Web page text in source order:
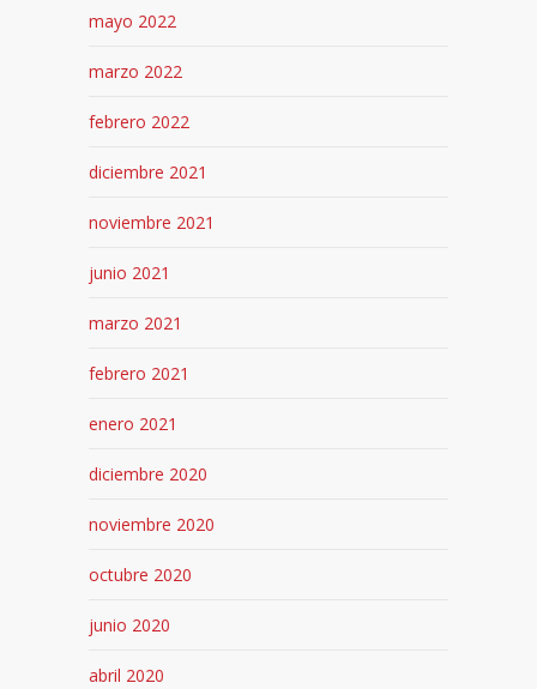
mayo 2022
marzo 2022
febrero 2022
diciembre 2021
noviembre 2021
junio 2021
marzo 2021
febrero 2021
enero 2021
diciembre 2020
noviembre 2020
octubre 2020
junio 2020
abril 2020